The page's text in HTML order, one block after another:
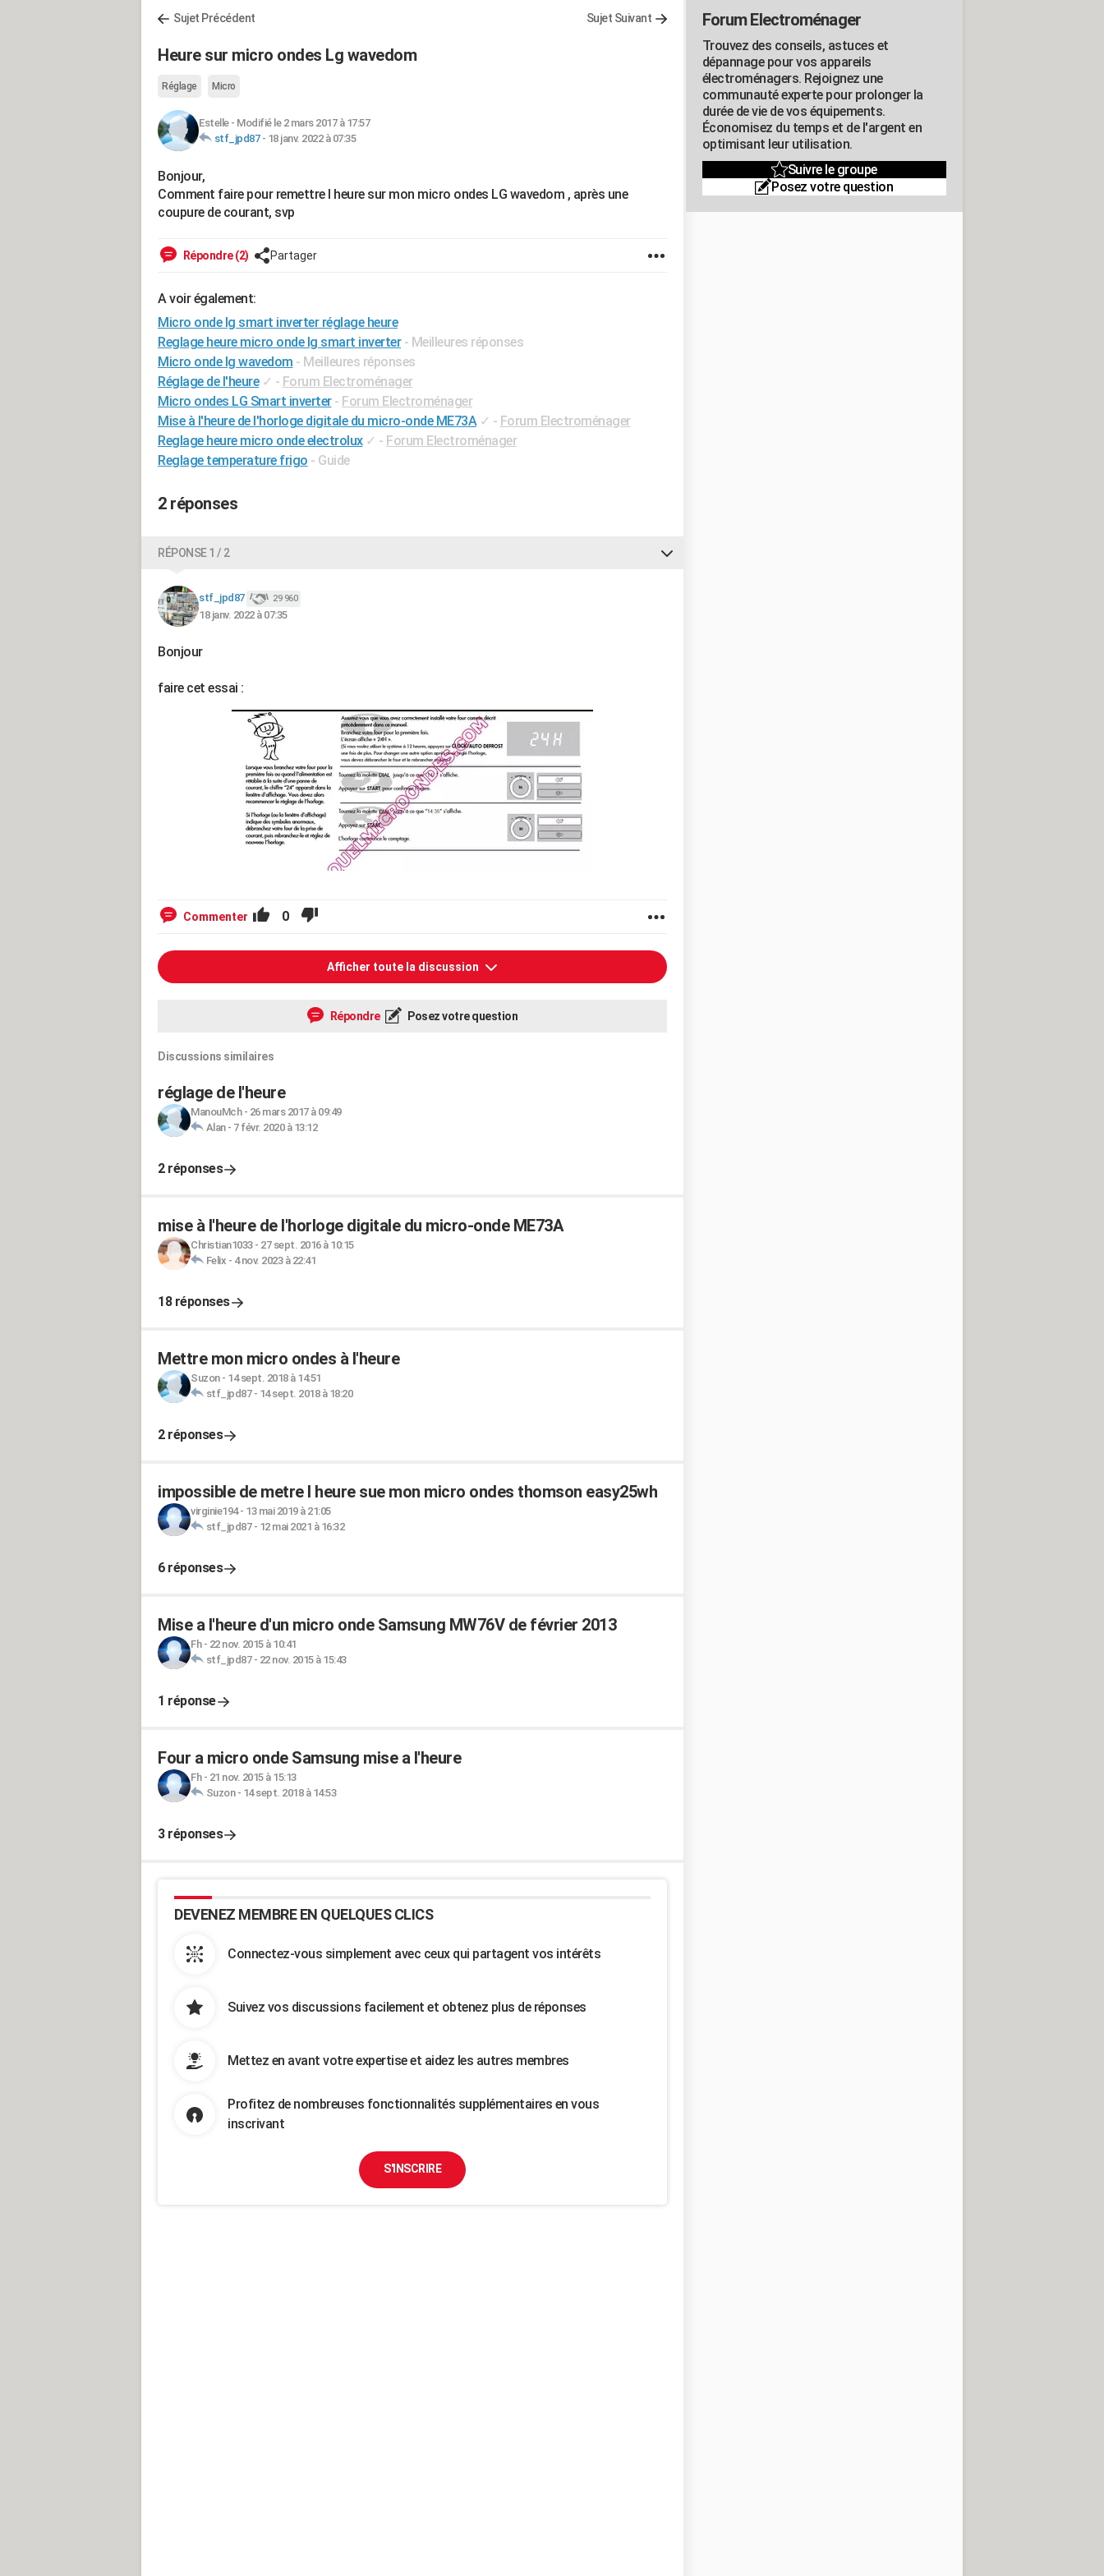
Sujet Précédent Sujet Suivant
Heure sur micro ondes Lg wavedom
Réglage Micro
Estelle- Modifié le 2 mars 2017 à 17:57
stf_jpd87- 18 janv. 2022 à 07:35
Bonjour,
Comment faire pour remettre l heure sur mon micro ondes LG wavedom , après une
coupure de courant, svp
Répondre (2) Partager
A voir également:
Micro onde lg smart inverter réglage heure
Reglage heure micro onde lg smart inverter - Meilleures réponses
Micro onde lg wavedom - Meilleures réponses
Réglage de l'heure ✓ - Forum Electroménager
Micro ondes LG Smart inverter - Forum Electroménager
Mise à l'heure de l'horloge digitale du micro-onde ME73A ✓ - Forum Electroménager
Reglage heure micro onde electrolux ✓ - Forum Electroménager
Reglage temperature frigo - Guide
2 réponses
RÉPONSE 1 / 2
stf_jpd87 29 960
18 janv. 2022 à 07:35
Bonjour
faire cet essai :
Commenter 0
Afficher toute la discussion
Répondre Posez votre question
Discussions similaires
réglage de l'heure
ManouMch- 26 mars 2017 à 09:49
Alan- 7 févr. 2020 à 13:12
2 réponses
mise à l'heure de l'horloge digitale du micro-onde ME73A
Christian1033- 27 sept. 2016 à 10:15
Felix - 4 nov. 2023 à 22:41
18 réponses
Mettre mon micro ondes à l'heure
Suzon- 14 sept. 2018 à 14:51
stf_jpd87- 14 sept. 2018 à 18:20
2 réponses
impossible de metre l heure sue mon micro ondes thomson easy25wh
virginie194- 13 mai 2019 à 21:05
stf_jpd87- 12 mai 2021 à 16:32
6 réponses
Mise a l'heure d'un micro onde Samsung MW76V de février 2013
Fh- 22 nov. 2015 à 10:41
stf_jpd87- 22 nov. 2015 à 15:43
1 réponse
Four a micro onde Samsung mise a l'heure
Fh- 21 nov. 2015 à 15:13
Suzon- 14 sept. 2018 à 14:53
3 réponses
DEVENEZ MEMBRE EN QUELQUES CLICS
Connectez-vous simplement avec ceux qui partagent vos intérêts
Suivez vos discussions facilement et obtenez plus de réponses
Mettez en avant votre expertise et aidez les autres membres
Profitez de nombreuses fonctionnalités supplémentaires en vous
inscrivant
S'INSCRIRE
Forum Electroménager
Trouvez des conseils, astuces et
dépannage pour vos appareils
électroménagers. Rejoignez une
communauté experte pour prolonger la
durée de vie de vos équipements.
Économisez du temps et de l'argent en
optimisant leur utilisation.
Suivre le groupe
Posez votre question